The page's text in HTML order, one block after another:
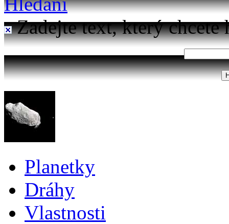
Zadejte text, který chcete
Planetky
Dráhy
Vlastnosti